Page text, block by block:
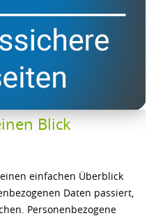
Blick
einfachen Überblick
Daten passiert,
Personenbezogene